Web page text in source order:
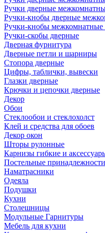
Ручки дверные
Ручки-кнобы дверные
Ручки-кнобы межкомнатные
Ручки-скобы дверные
Дверная фурнитура
Дверные петли и шарниры
Стопора дверные
Цифры, таблички, вывески
Глазки дверные
Крючки и цепочки дверные
Декор
Обои
Стеклообои и стеклохолст
Клей и средства для обоев
Декор окон
Шторы рулонные
Карнизы гибкие и
Постельные принадлежности
Наматрасники
Одеяла
Подушки
Кухни
Столешницы
Модульные Гарнитуры
Мебель для кухни